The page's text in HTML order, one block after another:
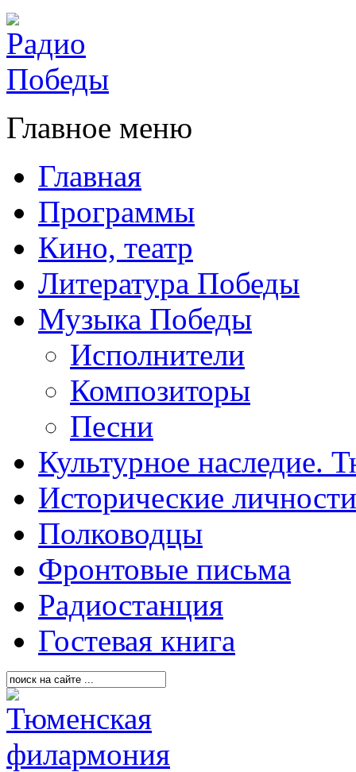
Главное меню
Главная
Программы
Кино, театр
Литература Победы
Музыка Победы
Исполнители
Композиторы
Песни
Культурное наследие.
Исторические личности
Полководцы
Фронтовые письма
Радиостанция
Гостевая книга